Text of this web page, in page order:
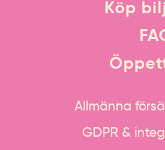
Köp
Allmänna
GDPR &